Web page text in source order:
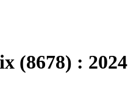
(8678) : 2024